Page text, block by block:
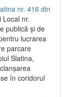
nr. 416 din
Local nr.
publică și de
lucrarea
parcare
Slatina,
în coridorul